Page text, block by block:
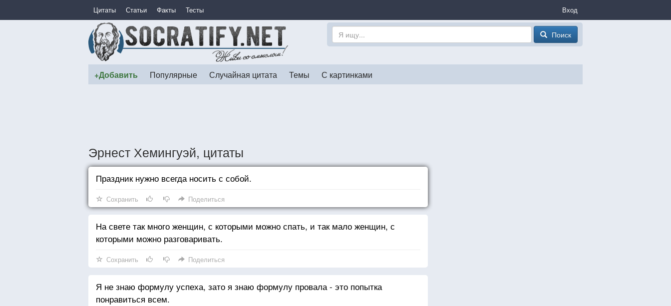
Цитаты Статьи Факты Тесты Вход
Поиск
+Добавить Популярные Случайная цитата Темы С картинками
Эрнест Хемингуэй, цитаты
Праздник нужно всегда носить с собой.
Сохранить Поделиться
На свете так много женщин, с которыми можно спать, и так мало женщин, с
которыми можно разговаривать.
Сохранить Поделиться
Я не знаю формулу успеха, зато я знаю формулу провала - это попытка
понравиться всем.